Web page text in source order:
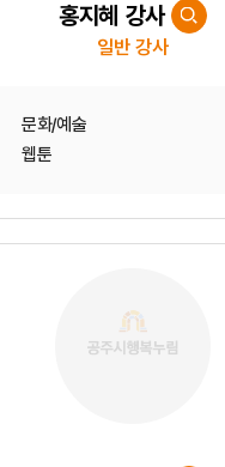
홍지혜 강사
일반 강사
문화/예술
웹툰